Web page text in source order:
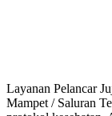
Layanan Pelancar
Mampet / Saluran